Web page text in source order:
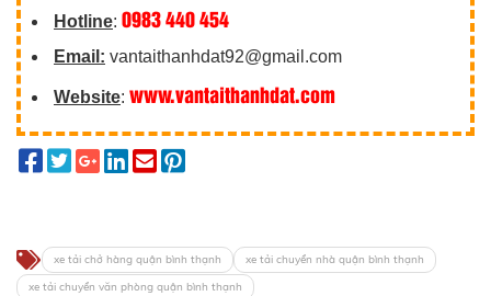
Hotline: 0983 440 454
Email: vantaithanhdat92@gmail.com
Website: www.vantaithanhdat.com
xe tải chở hàng quận bình thạnh
xe tải chuyển nhà quận bình thạnh
xe tải chuyển văn phòng quận bình thạnh